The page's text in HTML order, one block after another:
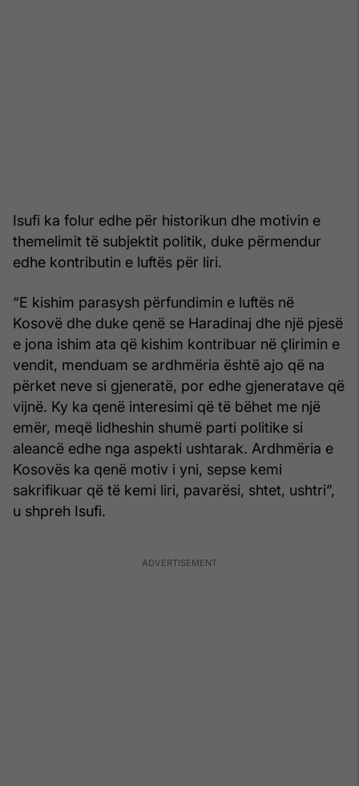
Isufi ka folur edhe për historikun dhe motivin e
themelimit të subjektit politik, duke përmendur
edhe kontributin e luftës për liri.
“E kishim parasysh përfundimin e luftës në
Kosovë dhe duke qenë se Haradinaj dhe një pjesë
e jona ishim ata që kishim kontribuar në çlirimin e
vendit, menduam se ardhmëria është ajo që na
përket neve si gjeneratë, por edhe gjeneratave që
vijnë. Ky ka qenë interesimi që të bëhet me një
emër, meqë lidheshin shumë parti politike si
aleancë edhe nga aspekti ushtarak. Ardhmëria e
Kosovës ka qenë motiv i yni, sepse kemi
sakrifikuar që të kemi liri, pavarësi, shtet, ushtri”,
u shpreh Isufi.